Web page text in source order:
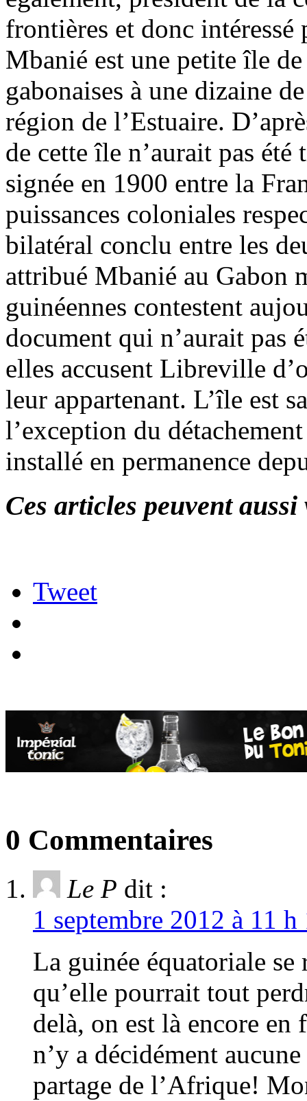
frontières et donc intéressé
Mbanié est une petite île
gabonaises à une dizaine
région de l’Estuaire.
de cette île n’aurait pas
signée en 1900 entre la
puissances coloniales
bilatéral conclu entre les
attribué Mbanié au Gabon
guinéennes contestent
document qui n’aurait pas
elles accusent Libreville
leur appartenant. L’île est
l’exception du
installé en permanence
Ces articles peuvent
Tweet
0 Commentaires
Le P dit :
1 septembre 2012 à 11
La guinée équatoriale
qu’elle pourrait tout
delà, on est là encore en
n’y a décidément
partage de l’Afrique!